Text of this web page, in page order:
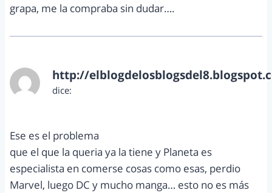
grapa, me la compraba sin dudar….
http://
dice:
Ese es el problema
que el que la queria ya la tiene y Planeta es
especialista en comerse cosas como esas, perdio
Marvel, luego DC y mucho manga… esto no es más